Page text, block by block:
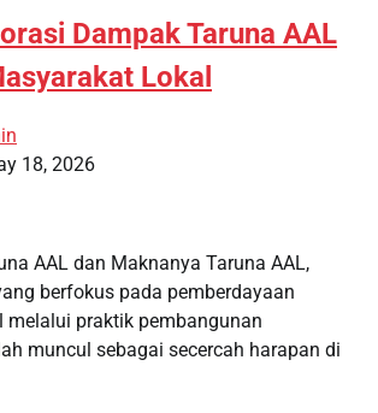
Dampak Taruna AAL
Lokal
18, 2026
AAL dan Maknanya Taruna AAL,
berfokus pada pemberdayaan
melalui praktik pembangunan
muncul sebagai secercah harapan di